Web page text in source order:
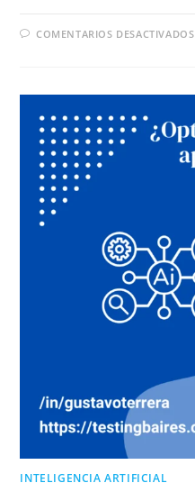
COMENTARIOS DESACTIVADOS
INTELIGENCIA ARTIFICIAL